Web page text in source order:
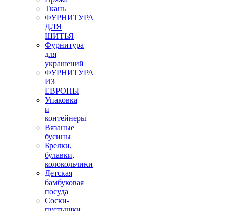
Ткань
ФУРНИТУРА
ДЛЯ
ШИТЬЯ
Фурнитура
для
украшений
ФУРНИТУРА
ИЗ
ЕВРОПЫ
Упаковка
и
контейнеры
Вязаные
бусины
Брелки,
булавки,
колокольчики
Детская
бамбуковая
посуда
Соски-